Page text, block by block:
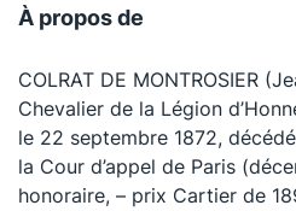
À propos de
COLRAT DE MONTROSIER
Chevalier de la Légion
le 22 septembre 1872,
la Cour d’appel de Paris
honoraire, – prix Cartier de
La Conférence Berryer
La Petite Conférence